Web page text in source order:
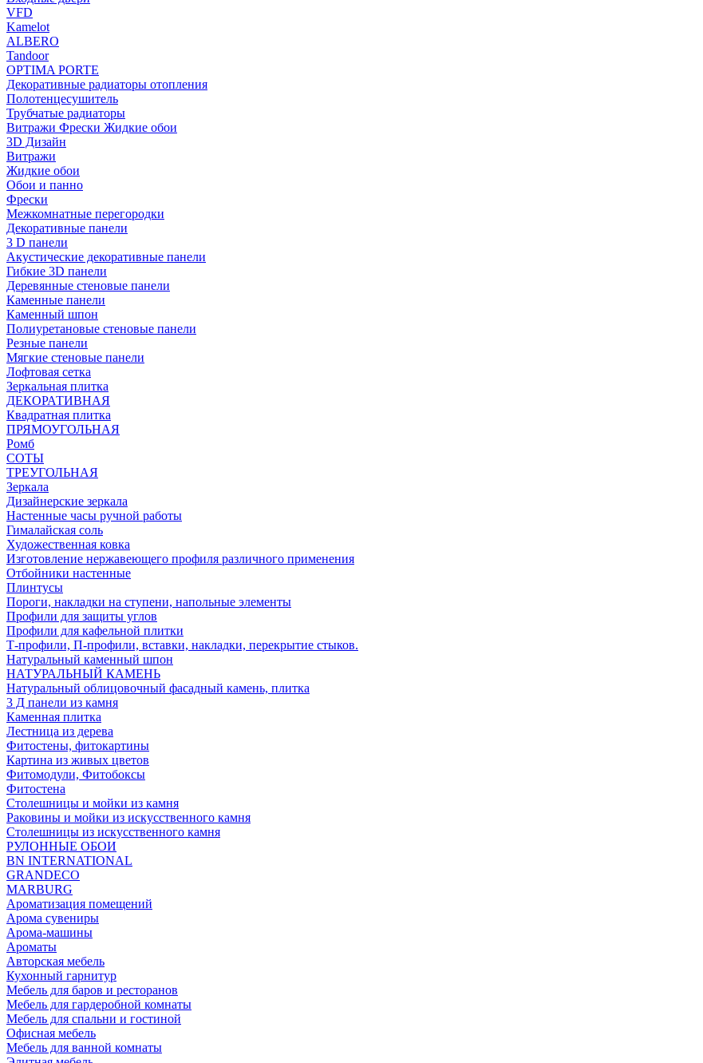
VFD
Kamelot
ALBERO
Tandoor
OPTIMA PORTE
Декоративные радиаторы отопления
Полотенцесушитель
Трубчатые радиаторы
Витражи Фрески Жидкие обои
3D Дизайн
Витражи
Жидкие обои
Обои и панно
Фрески
Межкомнатные перегородки
Декоративные панели
3 D панели
Акустические декоративные панели
Гибкие 3D панели
Деревянные стеновые панели
Каменные панели
Каменный шпон
Полиуретановые стеновые панели
Резные панели
Мягкие стеновые панели
Лофтовая сетка
Зеркальная плитка
ДЕКОРАТИВНАЯ
Квадратная плитка
ПРЯМОУГОЛЬНАЯ
Ромб
СОТЫ
ТРЕУГОЛЬНАЯ
Зеркала
Дизайнерские зеркала
Настенные часы ручной работы
Гималайская соль
Художественная ковка
Изготовление нержавеющего профиля различного применения
Отбойники настенные
Плинтусы
Пороги, накладки на ступени, напольные элементы
Профили для защиты углов
Профили для кафельной плитки
Т-профили, П-профили, вставки, накладки, перекрытие стыков.
Натуральный каменный шпон
НАТУРАЛЬНЫЙ КАМЕНЬ
Натуральный облицовочный фасадный камень, плитка
3 Д панели из камня
Каменная плитка
Лестница из дерева
Фитостены, фитокартины
Картина из живых цветов
Фитомодули, Фитобоксы
Фитостена
Столешницы и мойки из камня
Раковины и мойки из искусственного камня
Столешницы из искусственного камня
РУЛОННЫЕ ОБОИ
BN INTERNATIONAL
GRANDECO
MARBURG
Ароматизация помещений
Арома сувениры
Арома-машины
Ароматы
Авторская мебель
Кухонный гарнитур
Мебель для баров и ресторанов
Мебель для гардеробной комнаты
Мебель для спальни и гостиной
Офисная мебель
Мебель для ванной комнаты